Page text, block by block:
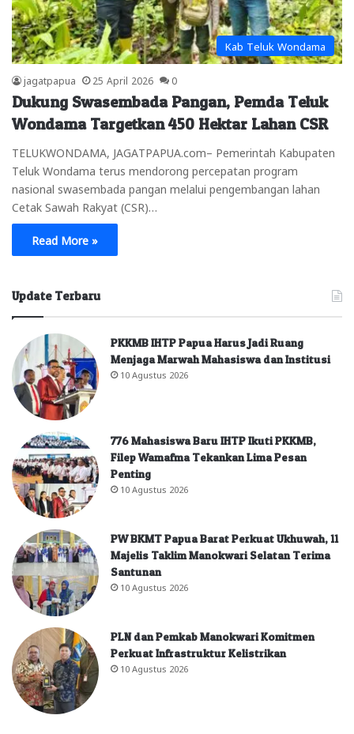
Kab Teluk Wondama
jagatpapua 25 April 2026 0
Dukung Swasembada Pangan, Pemda Teluk
Wondama Targetkan 450 Hektar Lahan CSR
TELUKWONDAMA, JAGATPAPUA.com– Pemerintah Kabupaten
Teluk Wondama terus mendorong percepatan program
nasional swasembada pangan melalui pengembangan lahan
Cetak Sawah Rakyat (CSR)…
Read More »
Update Terbaru
PKKMB IHTP Papua Harus Jadi Ruang
Menjaga Marwah Mahasiswa dan Institusi
10 Agustus 2026
776 Mahasiswa Baru IHTP Ikuti PKKMB,
Filep Wamafma Tekankan Lima Pesan
Penting
10 Agustus 2026
PW BKMT Papua Barat Perkuat Ukhuwah, 11
Majelis Taklim Manokwari Selatan Terima
Santunan
10 Agustus 2026
PLN dan Pemkab Manokwari Komitmen
Perkuat Infrastruktur Kelistrikan
10 Agustus 2026